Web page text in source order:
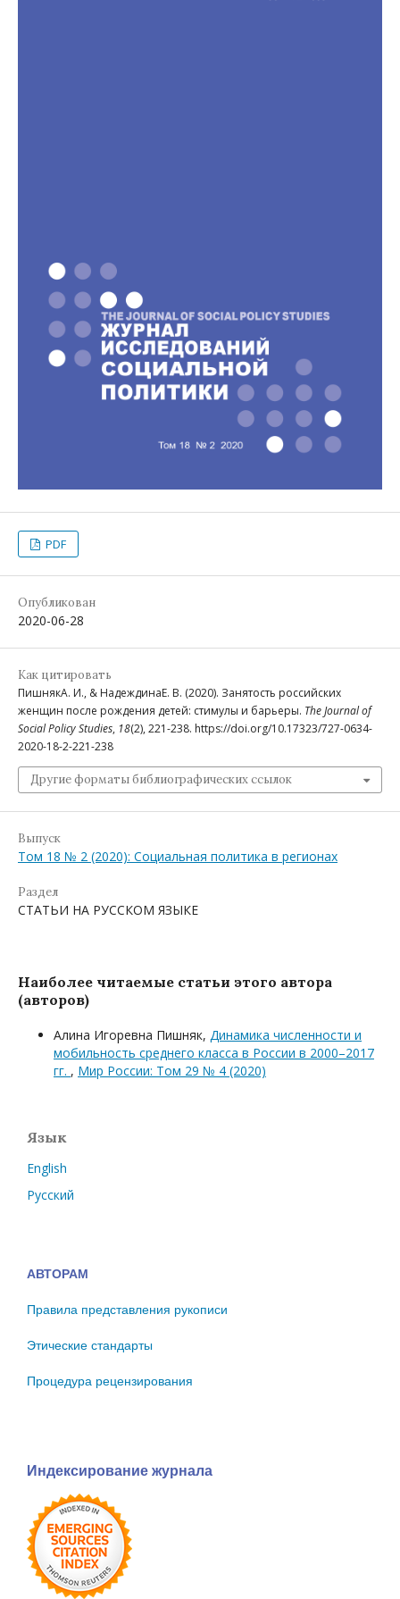
PDF
Опубликован
2020-06-28
Как цитировать
ПишнякА. И., & НадеждинаЕ. В. (2020). Занятость российских
женщин после рождения детей: стимулы и барьеры. The Journal of
Social Policy Studies, 18(2), 221-238. https://doi.org/10.17323/727-0634-
2020-18-2-221-238
Другие форматы библиографических ссылок
Выпуск
Том 18 № 2 (2020): Социальная политика в регионах
Раздел
СТАТЬИ НА РУССКОМ ЯЗЫКЕ
Наиболее читаемые статьи этого автора
(авторов)
Алина Игоревна Пишняк, Динамика численности и
мобильность среднего класса в России в 2000–2017
гг. , Мир России: Том 29 № 4 (2020)
Язык
English
Русский
АВТОРАМ
Правила представления рукописи
Этические стандарты
Процедура рецензирования
Индексирование журнала